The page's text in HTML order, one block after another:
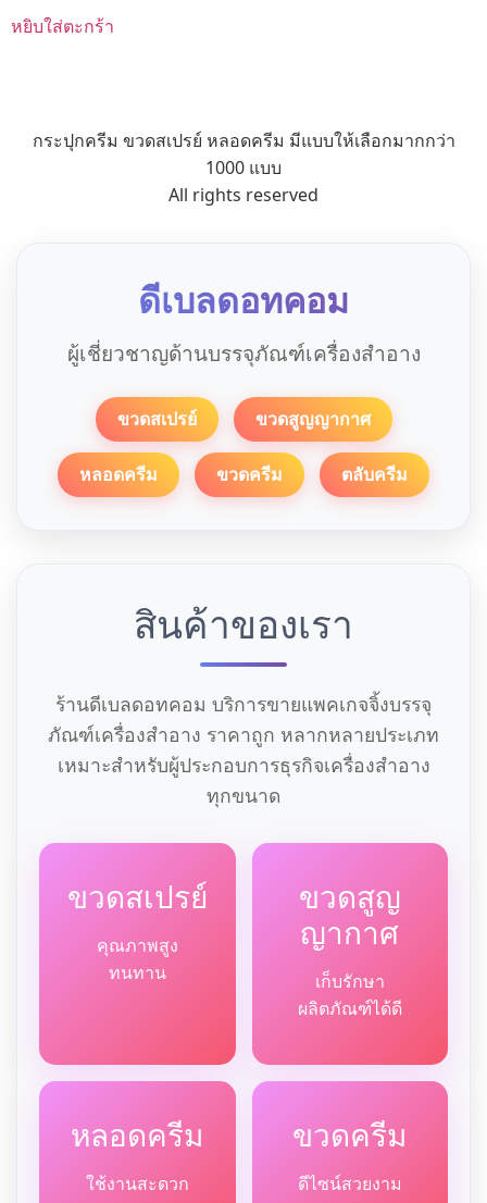
หยิบใส่ตะกร้า
กระปุกครีม ขวดสเปรย์ หลอดครีม มีแบบให้เลือกมากกว่า
1000 แบบ
All rights reserved
ดีเบลดอทคอม
ผู้เชี่ยวชาญด้านบรรจุภัณฑ์เครื่องสำอาง
ขวดสเปรย์ ขวดสูญญากาศ
หลอดครีม ขวดครีม ตลับครีม
สินค้าของเรา
ร้านดีเบลดอทคอม บริการขายแพคเกจจิ้งบรรจุ
ภัณฑ์เครื่องสำอาง ราคาถูก หลากหลายประเภท
เหมาะสำหรับผู้ประกอบการธุรกิจเครื่องสำอาง
ทุกขนาด
ขวดสเปรย์
คุณภาพสูง
ทนทาน
ขวดสูญ
ญากาศ
เก็บรักษา
ผลิตภัณฑ์ได้ดี
หลอดครีม
ใช้งานสะดวก
ขวดครีม
ดีไซน์สวยงาม